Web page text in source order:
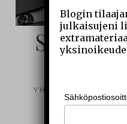
SIELUNI
YHDEN MIEHEN
Blogin
julkaisujeni